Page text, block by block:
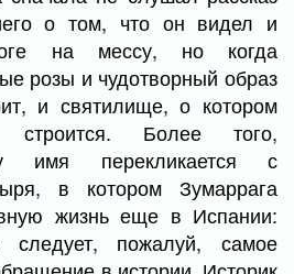
о том, что он видел и
на мессу, но когда
розы и чудотворный образ
и святилище, о котором
Более того,
имя перекликается с
в котором Зумаррага
жизнь еще в Испании:
следует, пожалуй, самое